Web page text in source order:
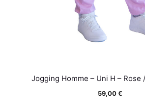
Jogging Homme – Uni H – Rose
59,00 €